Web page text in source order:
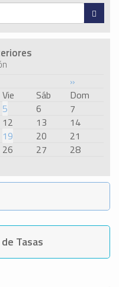
»
Vie Sáb
Dom
5 6
7
12 13
14
19 20
21
26 27
28
Tasas